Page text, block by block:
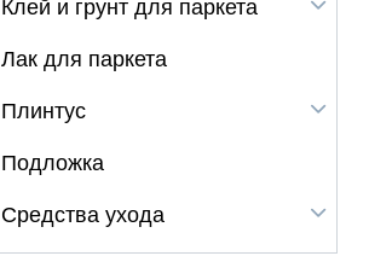
Клей и грунт для паркета
Лак для паркета
Плинтус
Подложка
Средства ухода